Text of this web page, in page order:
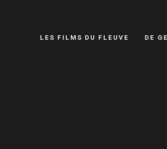
LES FILMS DU FLEUVE DE